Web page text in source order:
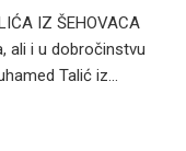
IZ ŠEHOVACA
ali i u dobročinstvu
Talić iz...